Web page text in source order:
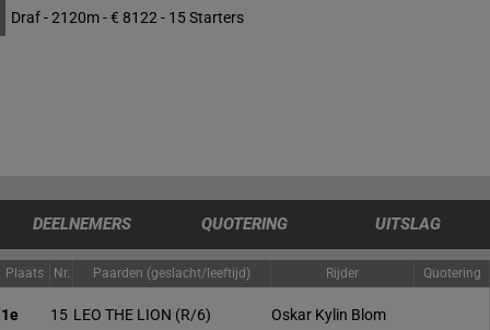
Draf - 2120m - € 8122 - 15 Starters
DEELNEMERS QUOTERING UITSLAG
Plaats Nr. Paarden (geslacht/leeftijd) Rijder Quotering
1e 15 LEO THE LION (R/6) Oskar Kylin Blom